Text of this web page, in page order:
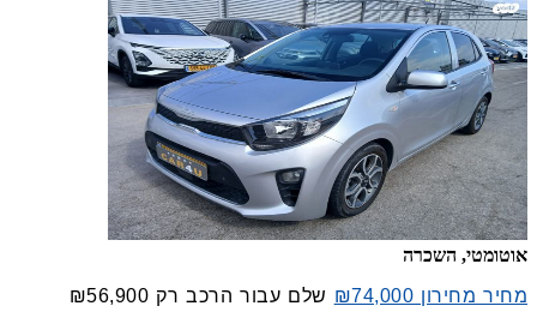
אוטומטי, השכרה
מחיר מחירון ₪74,000
שלם עבור הרכב רק ₪56,900